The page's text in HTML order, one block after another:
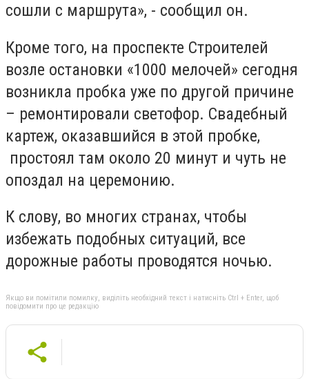
сошли с маршрута», - сообщил он.
Кроме того, на проспекте Строителей
возле остановки «1000 мелочей» сегодня
возникла пробка уже по другой причине
– ремонтировали светофор. Свадебный
картеж, оказавшийся в этой пробке,
простоял там около 20 минут и чуть не
опоздал на церемонию.
К слову, во многих странах, чтобы
избежать подобных ситуаций, все
дорожные работы проводятся ночью.
Якщо ви помітили помилку, виділіть необхідний текст і натисніть Ctrl + Enter, щоб
повідомити про це редакцію